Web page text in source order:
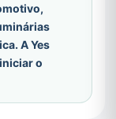
A Yes
o